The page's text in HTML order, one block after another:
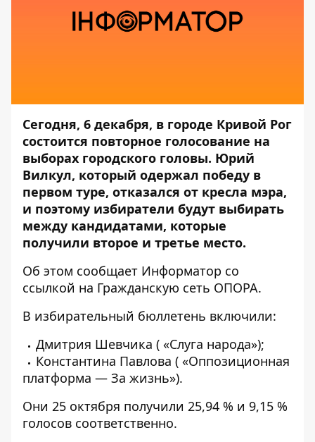
Сегодня, 6 декабря, в городе Кривой Рог
состоится повторное голосование на
выборах городского головы. Юрий
Вилкул, который одержал победу в
первом туре, отказался от кресла мэра,
и поэтому избиратели будут выбирать
между кандидатами, которые
получили второе и третье место.
Об этом сообщает Информатор со
ссылкой на Гражданскую сеть ОПОРА.
В избирательный бюллетень включили:
Дмитрия Шевчика ( «Слуга народа»);
Константина Павлова ( «Оппозиционная
платформа — За жизнь»).
Они 25 октября получили 25,94 % и 9,15 %
голосов соответственно.